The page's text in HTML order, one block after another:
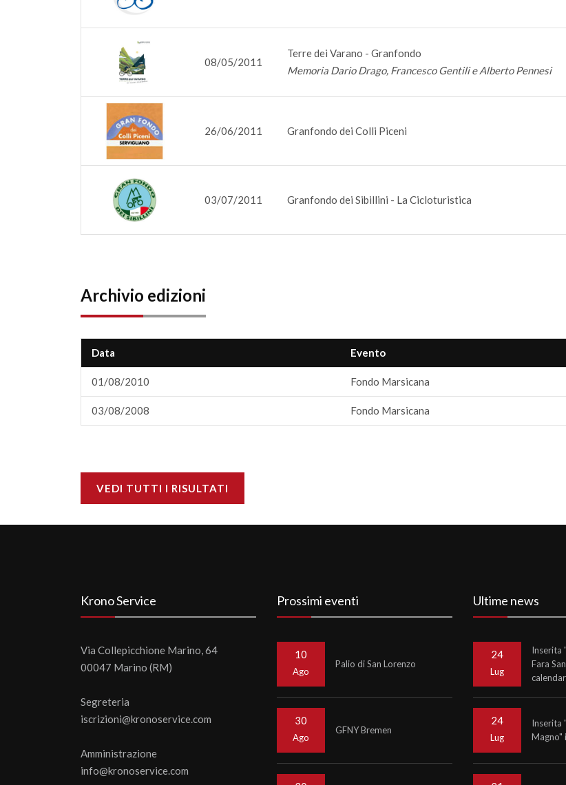
08/05/2011
Terre dei Varano - Granfondo
Memoria Dario Drago, Francesco Gentili e Alberto Pennesi
26/06/2011 Granfondo dei Colli Piceni
03/07/2011 Granfondo dei Sibillini - La Cicloturistica
Archivio edizioni
Data Evento
01/08/2010 Fondo Marsicana
03/08/2008 Fondo Marsicana
VEDI TUTTI I RISULTATI
Krono Service
Via Collepicchione Marino, 64
00047 Marino (RM)
Segreteria
iscrizioni@kronoservice.com
Amministrazione
info@kronoservice.com
Prossimi eventi
10
Ago
Palio di San Lorenzo
30
Ago
GFNY Bremen
Ultime news
24
Lug
Inserita
Fara
24
Lug
Inserita
Magno"